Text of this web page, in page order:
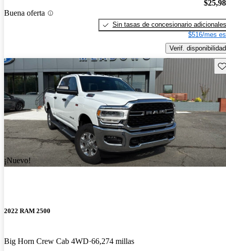
Buena oferta
Sin tasas de concesionario adicionales
$516/mes
Verif. disponibilidad
¡Nuevo!
2022 RAM 2500
Big Horn Crew Cab 4WD 66,274 millas